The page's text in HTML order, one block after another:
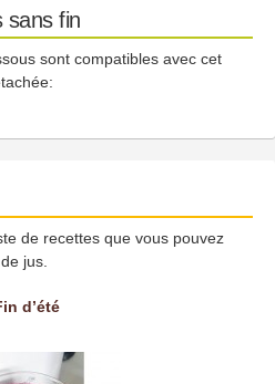
sans fin
sont compatibles avec cet
de recettes que vous pouvez
jus.
d’été